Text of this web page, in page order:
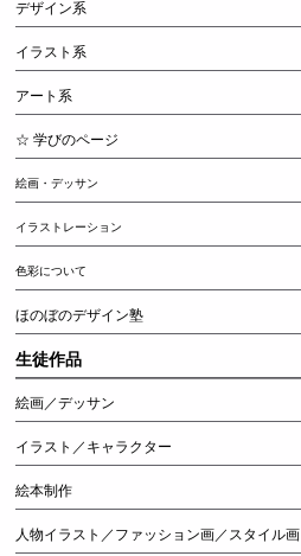
デザイン系
イラスト系
アート系
☆ 学びのページ
絵画・デッサン
イラストレーション
色彩について
ほのぼのデザイン塾
生徒作品
絵画／デッサン
イラスト／キャラクター
絵本制作
人物イラスト／ファッション画／スタイル画